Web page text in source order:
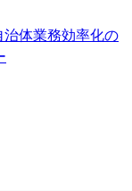
治体業務効率化の